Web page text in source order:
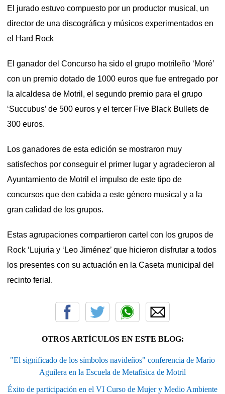
El jurado estuvo compuesto por un productor musical, un
director de una discográfica y músicos experimentados en
el Hard Rock
El ganador del Concurso ha sido el grupo motrileño ‘Moré’
con un premio dotado de 1000 euros que fue entregado por
la alcaldesa de Motril, el segundo premio para el grupo
‘Succubus’ de 500 euros y el tercer Five Black Bullets de
300 euros.
Los ganadores de esta edición se mostraron muy
satisfechos por conseguir el primer lugar y agradecieron al
Ayuntamiento de Motril el impulso de este tipo de
concursos que den cabida a este género musical y a la
gran calidad de los grupos.
Estas agrupaciones compartieron cartel con los grupos de
Rock ‘Lujuria y ‘Leo Jiménez’ que hicieron disfrutar a todos
los presentes con su actuación en la Caseta municipal del
recinto ferial.
OTROS ARTÍCULOS EN ESTE BLOG:
"El significado de los símbolos navideños" conferencia de Mario
Aguilera en la Escuela de Metafísica de Motril
Éxito de participación en el VI Curso de Mujer y Medio Ambiente